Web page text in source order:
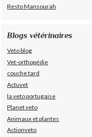
Resto Mansourah
Blogs vétérinaires
Veto blog
Vet-orthopédie
couche tard
Actuvet
la veto portugaise
Planet veto
Animaux et plantes
Actionveto